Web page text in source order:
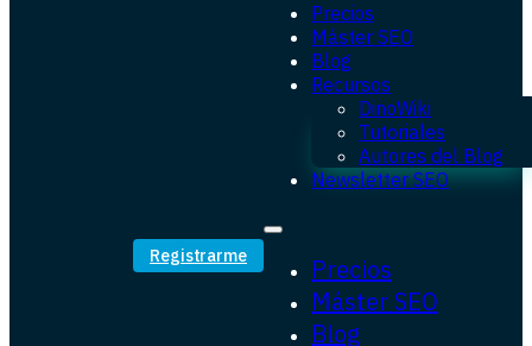
Precios
Máster SEO
Blog
Recursos
DinoWiki
Tutoriales
Autores del Blog
Newsletter SEO
Precios
Máster SEO
Blog
Registrarme